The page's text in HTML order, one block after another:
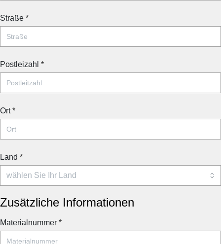
Straße *
Postleizahl *
Ort*
Land *
Zusätzliche Informationen
Materialnummer *